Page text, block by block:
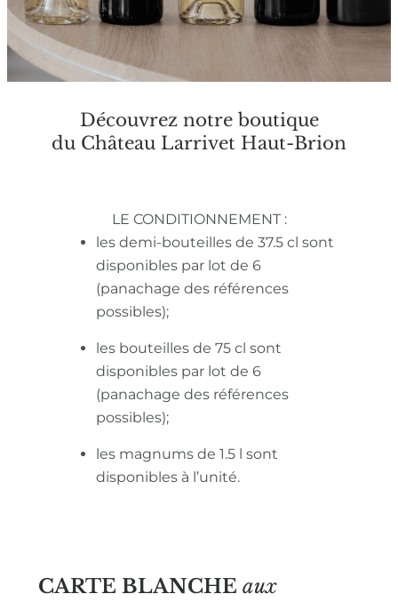
Découvrez notre boutique
du Château Larrivet Haut-Brion
LE CONDITIONNEMENT :
les demi-bouteilles de 37.5 cl sont
disponibles par lot de 6
(panachage des références
possibles);
les bouteilles de 75 cl sont
disponibles par lot de 6
(panachage des références
possibles);
les magnums de 1.5 l sont
disponibles à l’unité.
CARTE BLANCHE aux